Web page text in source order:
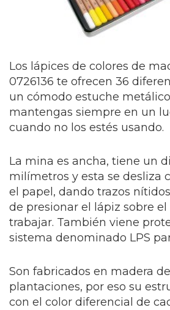
Los lápices de colores de
0726136 te ofrecen 36
un cómodo estuche
mantengas siempre en un
cuando no los estés usando.
La mina es ancha, tiene un
milímetros y esta se desliza
el papel, dando trazos
de presionar el lápiz sobre
trabajar. También viene
sistema denominado LPS
Son fabricados en madera
plantaciones, por eso su
con el color diferencial de